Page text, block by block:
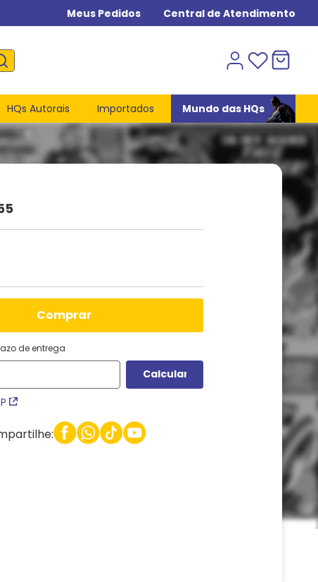
Meus Pedidos Central de Atendimento
HQs Autorais Importados Mundo das HQs
comprar
de entrega